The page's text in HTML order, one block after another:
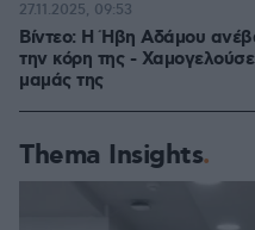
Βίντεο: Η Ήβη Αδάμου
την κόρη της - Χαμογελούσε
μαμάς της
27.11.2025, 09:53
Thema Insights